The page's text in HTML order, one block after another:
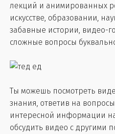
лекций и анимированных
искусстве, образовании,
забавные истории, видео-
сложные вопросы
Ты можешь посмотреть
знания, ответив на
интересной информации
обсудить видео с другими